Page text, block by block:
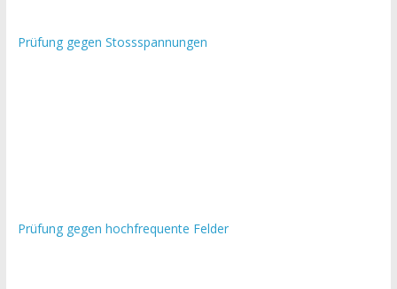
Prüfung gegen Stossspannungen
Prüfung gegen hochfrequente Felder